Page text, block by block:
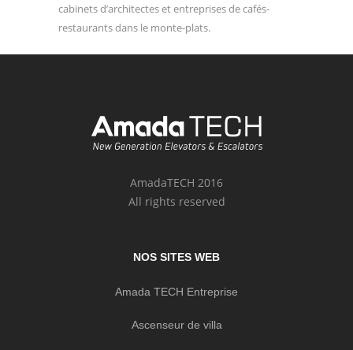
cabinets d’architectes et entreprises de cafés-
restaurants dans le monte-plats.
AmadaTECH 2016
All rights reserved
NOS SITES WEB
Amada TECH Entreprise
Ascenseur de villa